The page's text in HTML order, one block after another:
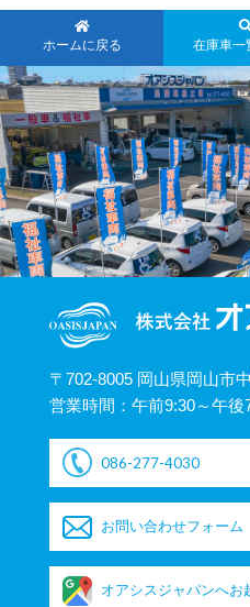
ホームに戻る 在庫車一
〒702-8005 岡山県岡山市
営業時間：午前9:30～午後
086-277-4030
お問い合わせフォーム
オアシスジャパンへお